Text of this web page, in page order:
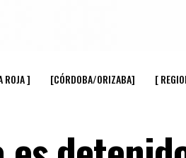
ROJA ] [CÓRDOBA/ORIZABA] [